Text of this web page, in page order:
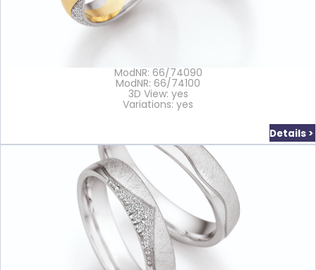
ModNR: 66/74090
ModNR: 66/74100
3D View: yes
Variations: yes
Details >